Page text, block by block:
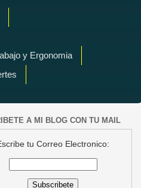
y Ergonomia
A MI BLOG CON TU MAIL
tu Correo Electronico: